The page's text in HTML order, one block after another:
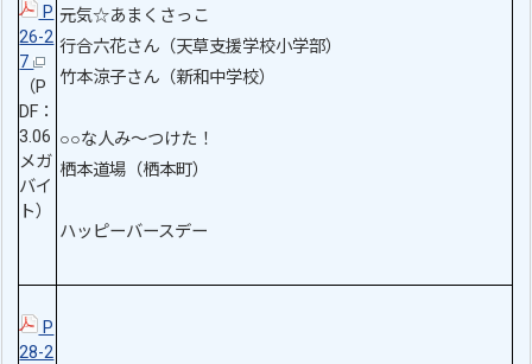
P
26-2
7
（P
DF：
3.06
メガ
バイ
ト）
元気☆あまくさっこ
行合六花さん（天草支援学校小学部）
竹本涼子さん（新和中学校）
○○な人み～つけた！
栖本道場（栖本町）
ハッピーバースデー
P
28-2